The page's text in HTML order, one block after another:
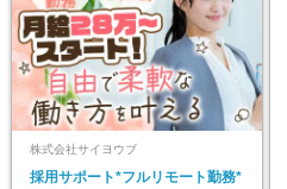
株式会社サイヨウブ
採用サポート*フルリモート勤務*